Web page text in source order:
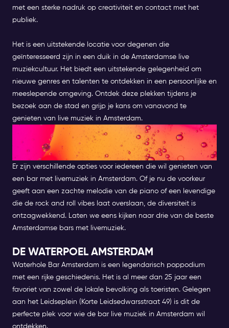
met een sterke nadruk op creativiteit en contact met het
publiek.
Het is een uitstekende locatie voor degenen die
geïnteresseerd zijn in een duik in de Amsterdamse live
muziekcultuur. Het biedt een uitstekende gelegenheid om
nieuwe genres en talenten te ontdekken in een persoonlijke en
meeslepende omgeving. Ontdek deze plekken tijdens je
bezoek aan de stad en grijp je kans om vanavond te
genieten van live muziek in Amsterdam.
VIND DE PERFECTE LIVE
MUZIEKBAR IN AMSTERDAM
Er zijn verschillende opties voor iedereen die wil genieten van
een bar met livemuziek in Amsterdam. Of je nu de voorkeur
geeft aan een zachte melodie van de piano of een levendige
die de rock and roll vibes laat overslaan, de diversiteit is
ontzagwekkend. Laten we eens kijken naar drie van de beste
Amsterdamse bars met livemuziek.
DE WATERPOEL AMSTERDAM
Waterhole Bar Amsterdam is een legendarisch poppodium
met een rijke geschiedenis. Het is al meer dan 25 jaar een
favoriet van zowel de lokale bevolking als toeristen. Gelegen
aan het Leidseplein (Korte Leidsedwarsstraat 49) is dit de
perfecte plek voor wie de bar live muziek in Amsterdam wil
ontdekken.